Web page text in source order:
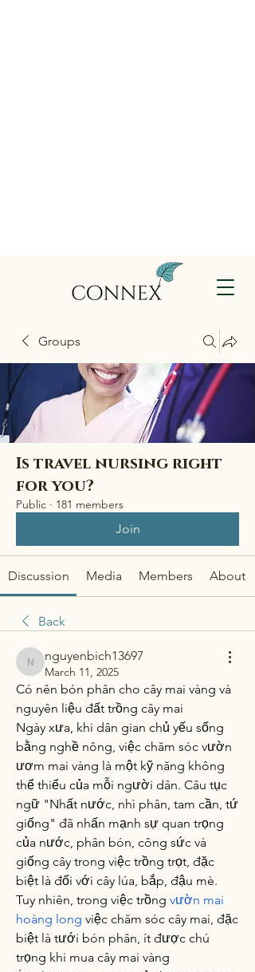
Groups
Is travel nursing right
for you?
Public · 181 members
Join
Discussion Media Members About
Back
nguyenbich13697
nguyenbich13697
March 11, 2025
Có nên bón phân cho cây mai vàng và
nguyên liệu đất trồng cây mai
Ngày xưa, khi dân gian chủ yếu sống
bằng nghề nông, việc chăm sóc vườn
ươm mai vàng là một kỹ năng không
thể thiếu của mỗi người dân. Câu tục
ngữ "Nhất nước, nhì phân, tam cần, tứ
giống" đã nhấn mạnh sự quan trọng
của nước, phân bón, công sức và
giống cây trong việc trồng trọt, đặc
biệt là đối với cây lúa, bắp, đậu mè.
Tuy nhiên, trong việc trồng vườn mai
hoàng long việc chăm sóc cây mai, đặc
biệt là tưới bón phân, ít được chú
trọng khi mua cây mai vàng